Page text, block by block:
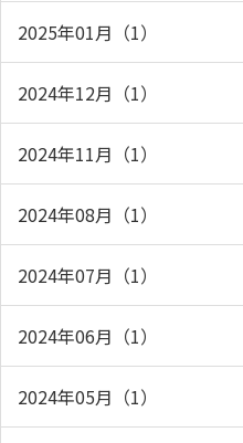
2025年01月（1）
2024年12月（1）
2024年11月（1）
2024年08月（1）
2024年07月（1）
2024年06月（1）
2024年05月（1）